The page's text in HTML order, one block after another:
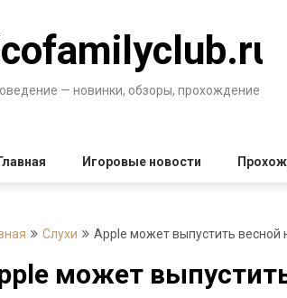
— новинки, обзоры, прохождение
Главная Игоровые новости
Слухи Apple может выпустить весной
может